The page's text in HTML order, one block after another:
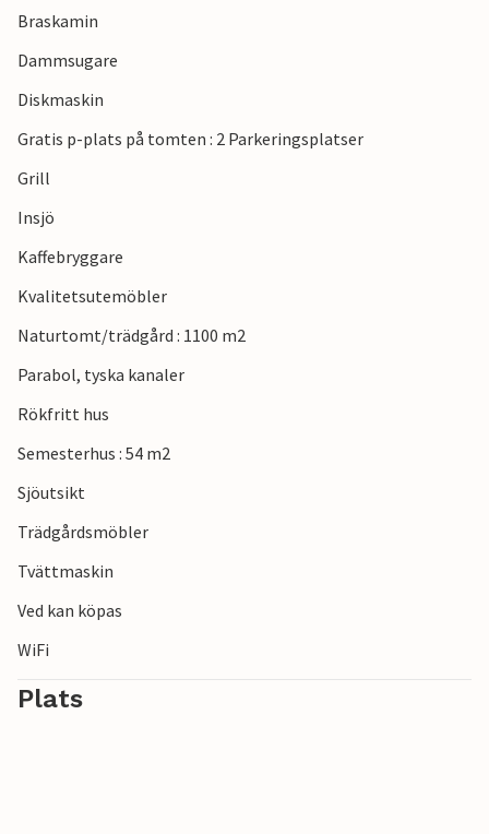
plats.
Braskamin
Dammsugare
Diskmaskin
Gratis p-plats på tomten : 2 Parkeringsplatser
Grill
Insjö
Kaffebryggare
Kvalitetsutemöbler
Naturtomt/trädgård : 1100 m2
Parabol, tyska kanaler
Rökfritt hus
Semesterhus : 54 m2
Sjöutsikt
Trädgårdsmöbler
Tvättmaskin
Ved kan köpas
WiFi
Plats